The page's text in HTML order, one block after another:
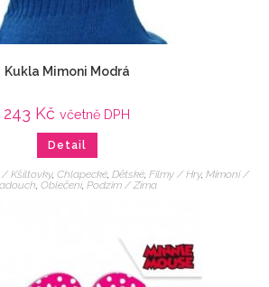
Kukla Mimoni Modrá
243 Kč včetně DPH
Detail
/ Kšiltovky, Chlapecké, Dětské, Filmy / Hry, Mimoni /
, Oblečení, Podzim / Zima